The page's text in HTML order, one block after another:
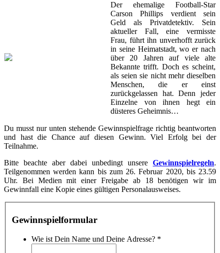
Der ehemalige Football-Star
Carson Phillips verdient sein
Geld als Privatdetektiv. Sein
aktueller Fall, eine vermisste
Frau, führt ihn unverhofft zurück
in seine Heimatstadt, wo er nach
über 20 Jahren auf viele alte
Bekannte trifft. Doch es scheint,
als seien sie nicht mehr dieselben
Menschen, die er einst
zurückgelassen hat. Denn jeder
Einzelne von ihnen hegt ein
düsteres Geheimnis…
Du musst nur unten stehende Gewinnspielfrage richtig beantworten
und hast die Chance auf diesen Gewinn. Viel Erfolg bei der
Teilnahme.
Bitte beachte aber dabei unbedingt unsere Gewinnspielregeln.
Teilgenommen werden kann bis zum 26. Februar 2020, bis 23.59
Uhr. Bei Medien mit einer Freigabe ab 18 benötigen wir im
Gewinnfall eine Kopie eines gültigen Personalausweises.
Gewinnspielformular
Wie ist Dein Name und Deine Adresse? *